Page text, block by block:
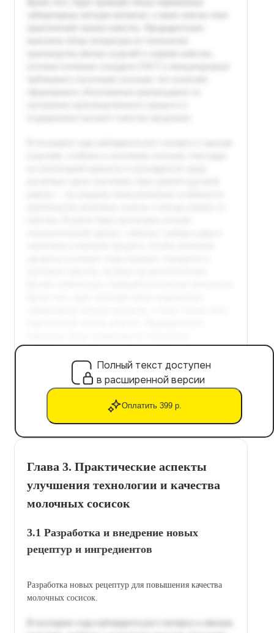
Полный текст доступен
в расширенной версии
Оплатить 399 р.
Глава 3. Практические аспекты
улучшения технологии и качества
молочных сосисок
3.1 Разработка и внедрение новых
рецептур и ингредиентов
Разработка новых рецептур для повышения качества
молочных сосисок.